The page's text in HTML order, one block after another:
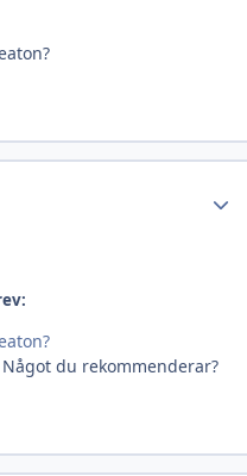
du rekommenderar?